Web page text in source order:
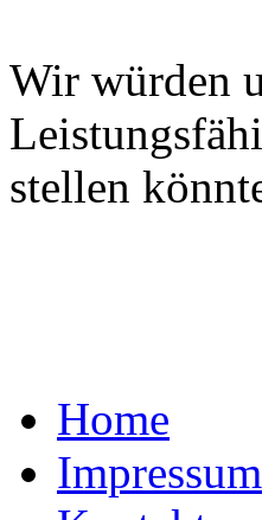
Wir würden
stellen
Home
Impressum